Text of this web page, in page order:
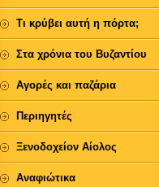
Τι κρύβει αυτή η πόρτα;
Στα χρόνια του Βυζαντίου
Αγορές και παζάρια
Περιηγητές
Ξενοδοχείον Αίολος
Αναφιώτικα